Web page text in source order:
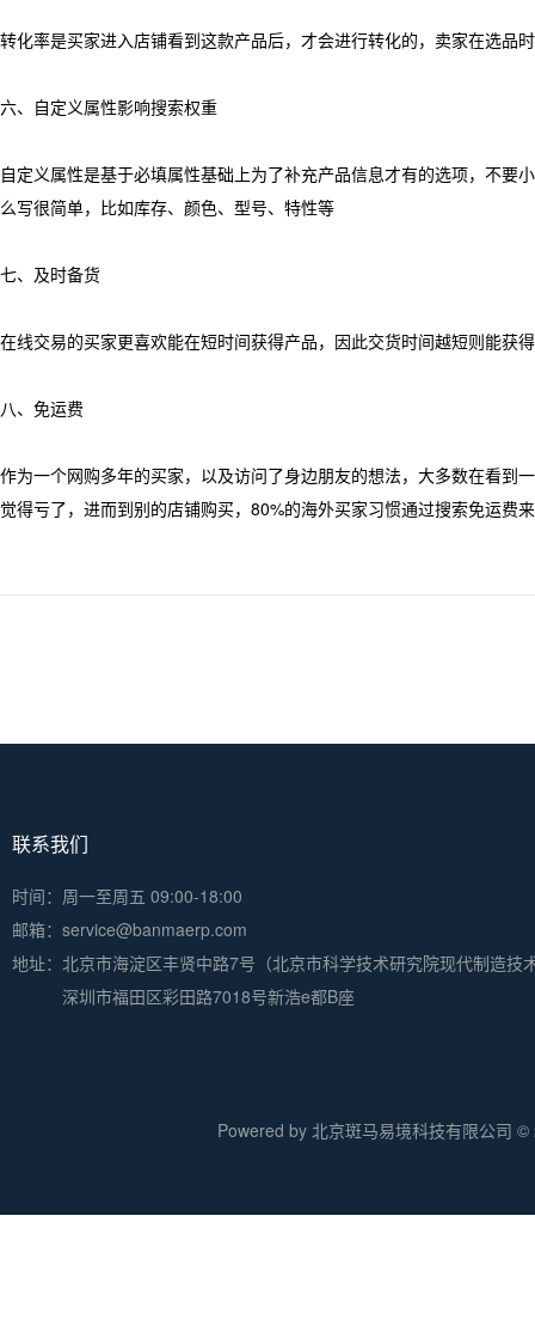
转化率是买家进入店铺看到这款产品后，才会进行转化的，卖家在选品
六、自定义属性影响搜索权重
自定义属性是基于必填属性基础上为了补充产品信息才有的选项，不
么写很简单，比如库存、颜色、型号、特性等
七、及时备货
在线交易的买家更喜欢能在短时间获得产品，因此交货时间越短则能获
八、免运费
作为一个网购多年的买家，以及访问了身边朋友的想法，大多数在看到
觉得亏了，进而到别的店铺购买，80%的海外买家习惯通过搜索免运费
联系我们
时间：周一至周五 09:00-18:00
邮箱：service@banmaerp.com
地址： 北京市海淀区丰贤中路7号（北京市科学技术研究院现代制造技
深圳市福田区彩田路7018号新浩e都B座
Powered by 北京斑马易境科技有限公司